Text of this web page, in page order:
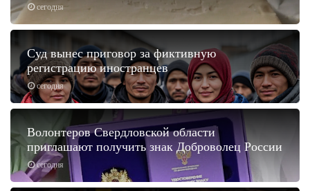
сегодня
сегодня
Суд вынес приговор за фиктивную
регистрацию иностранцев
сегодня
Волонтеров Свердловской области
приглашают получить знак Доброволец России